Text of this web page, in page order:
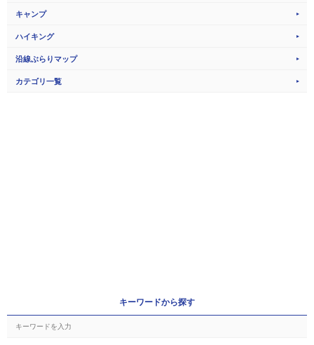
キャンプ
ハイキング
沿線ぶらりマップ
カテゴリ一覧
キーワードから探す